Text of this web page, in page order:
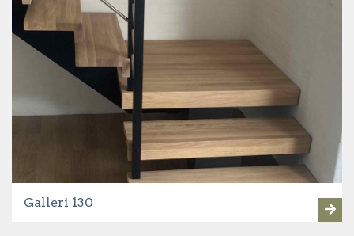
Galleri 130